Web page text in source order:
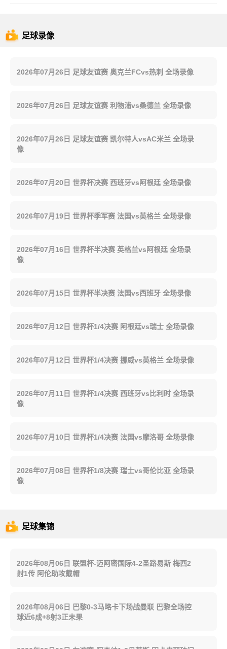
足球录像
2026年07月26日 足球友谊赛 奥克兰FCvs热刺 全场录像
2026年07月26日 足球友谊赛 利物浦vs桑德兰 全场录像
2026年07月26日 足球友谊赛 凯尔特人vsAC米兰 全场录
像
2026年07月20日 世界杯决赛 西班牙vs阿根廷 全场录像
2026年07月19日 世界杯季军赛 法国vs英格兰 全场录像
2026年07月16日 世界杯半决赛 英格兰vs阿根廷 全场录
像
2026年07月15日 世界杯半决赛 法国vs西班牙 全场录像
2026年07月12日 世界杯1/4决赛 阿根廷vs瑞士 全场录像
2026年07月12日 世界杯1/4决赛 挪威vs英格兰 全场录像
2026年07月11日 世界杯1/4决赛 西班牙vs比利时 全场录
像
2026年07月10日 世界杯1/4决赛 法国vs摩洛哥 全场录像
2026年07月08日 世界杯1/8决赛 瑞士vs哥伦比亚 全场录
像
足球集锦
2026年08月06日 联盟杯-迈阿密国际4-2圣路易斯 梅西2
射1传 阿伦助攻戴帽
2026年08月06日 巴黎0-3马略卡下场战曼联 巴黎全场控
球近6成+8射3正未果